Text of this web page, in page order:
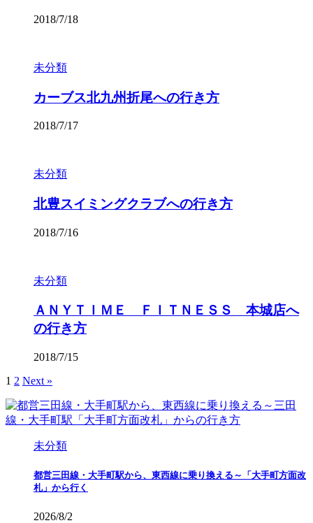
2018/7/18
未分類
カーブス北九州折尾への行き方
2018/7/17
未分類
北豊スイミングクラブへの行き方
2018/7/16
未分類
ＡＮＹＴＩＭＥ ＦＩＴＮＥＳＳ 本城店へ
の行き方
2018/7/15
1 2 Next »
未分類
都営三田線・大手町駅から、東西線に乗り換える～「大手町方面改
札」から行く
2026/8/2